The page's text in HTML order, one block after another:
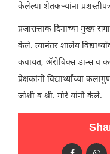
केलेल्या शेतकऱ्यांना
प्रजासत्ताक दिनाच्या मुख्य
केले. त्यानंतर शालेय
कवायत, ॲरोबिक्स डान्स व
प्रेक्षकांनी विद्यार्थ्यांच्या
जोशी व श्री. मोरे यांनी केले.